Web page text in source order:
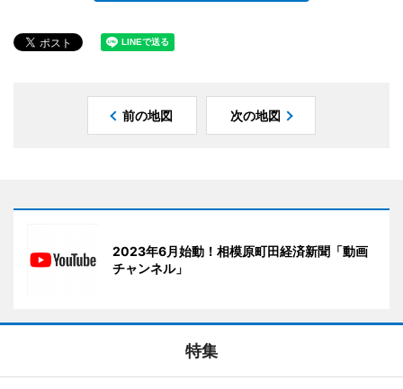
前の地図 次の地図
2023年6月始動！相模原町田経済新聞「動画
チャンネル」
特集